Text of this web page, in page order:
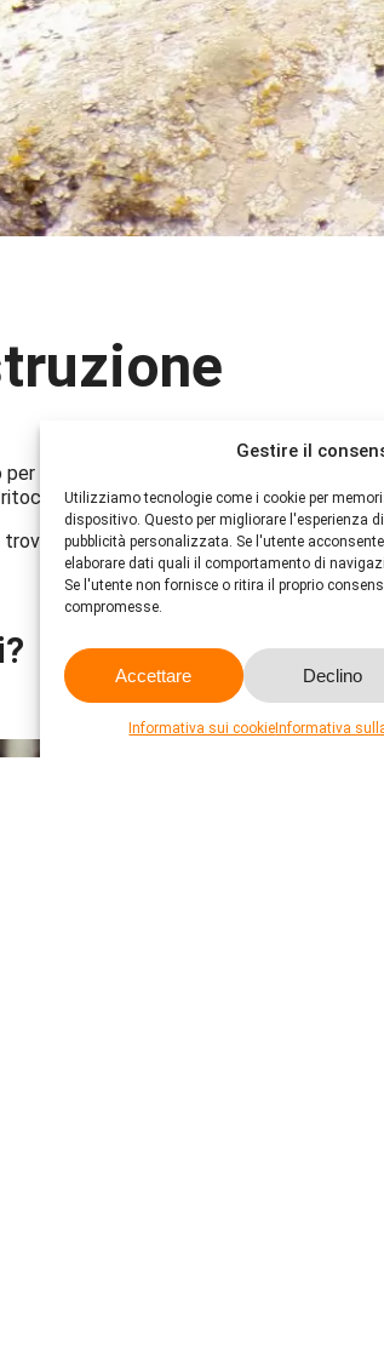
Gestire il
Utilizziamo tecnologie come i cookie per
dispositivo. Questo per migliorare l'esperienza
pubblicità personalizzata. Se l'utente
elaborare dati quali il comportamento di
Se l'utente non fornisce o ritira il proprio
compromesse.
Accettare Declino
Informativa sui cookie Informativa
preparare tutti i contenuti per voi.
e le ultime informazioni.
trovarci presto!